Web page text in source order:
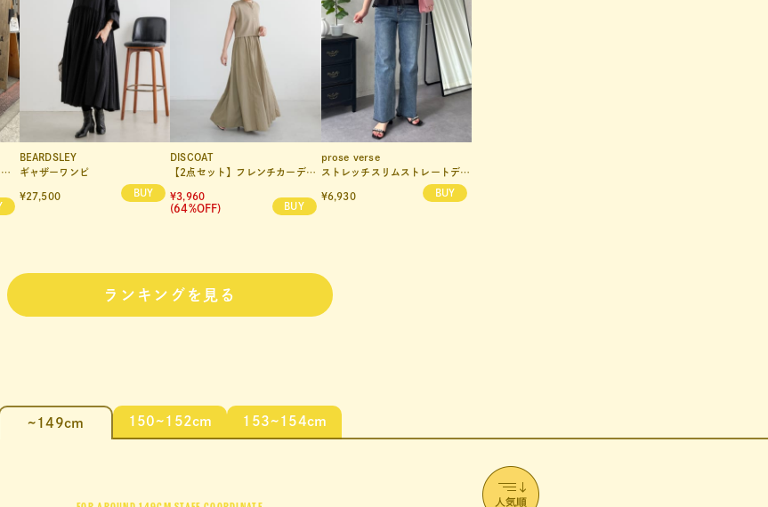
BEARDSLEY
ギャザーワンピ
¥27,500
DISCOAT
【2点セット】フレンチカーディガン×ノースリワンピース
¥3,960
(64%OFF)
prose verse
ストレッチスリムストレートデニム
¥6,930
ランキングを見る
~149cm 150~152cm 153~154cm